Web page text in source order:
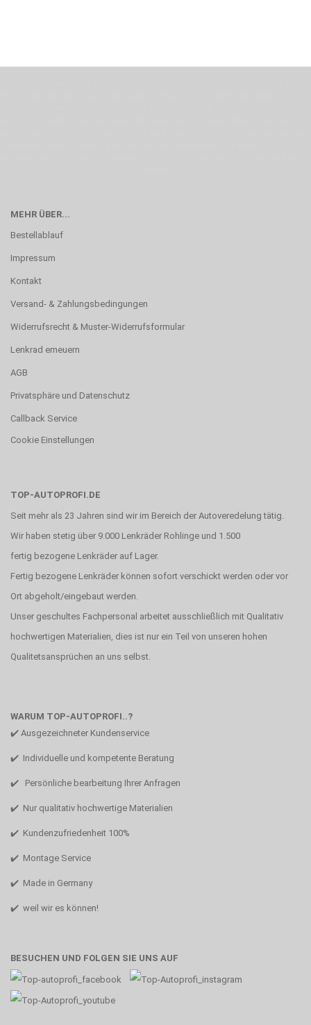
MEHR ÜBER...
Bestellablauf
Impressum
Kontakt
Versand- & Zahlungsbedingungen
Widerrufsrecht & Muster-Widerrufsformular
Lenkrad erneuern
AGB
Privatsphäre und Datenschutz
Callback Service
Cookie Einstellungen
TOP-AUTOPROFI.DE
Seit mehr als 23 Jahren sind wir im Bereich der Autoveredelung tätig.
Wir haben stetig über 9.000 Lenkräder Rohlinge und 1.500
fertig bezogene Lenkräder auf Lager.
Fertig bezogene Lenkräder können sofort verschickt werden oder vor
Ort abgeholt/eingebaut werden.
Unser geschultes Fachpersonal arbeitet ausschließlich mit Qualitativ
hochwertigen Materialien, dies ist nur ein Teil von unseren hohen
Qualitetsansprüchen an uns selbst.
WARUM TOP-AUTOPROFI..?
✔️ Ausgezeichneter Kundenservice
✔️ Individuelle und kompetente Beratung
✔️ Persönliche bearbeitung Ihrer Anfragen
✔️ Nur qualitativ hochwertige Materialien
✔️ Kundenzufriedenheit 100%
✔️ Montage Service
✔️ Made in Germany
✔️ weil wir es können!
BESUCHEN UND FOLGEN SIE UNS AUF